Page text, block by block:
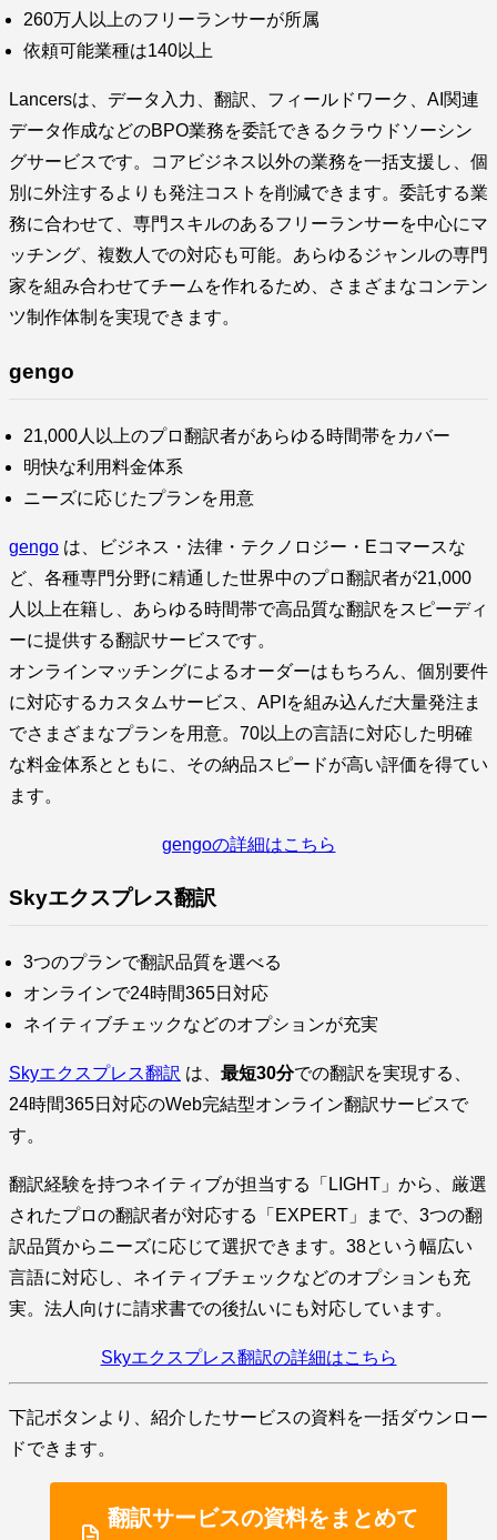
260万人以上のフリーランサーが所属
依頼可能業種は140以上
Lancersは、データ入力、翻訳、フィールドワーク、AI関連
データ作成などのBPO業務を委託できるクラウドソーシン
グサービスです。コアビジネス以外の業務を一括支援し、個
別に外注するよりも発注コストを削減できます。委託する業
務に合わせて、専門スキルのあるフリーランサーを中心にマ
ッチング、複数人での対応も可能。あらゆるジャンルの専門
家を組み合わせてチームを作れるため、さまざまなコンテン
ツ制作体制を実現できます。
gengo
21,000人以上のプロ翻訳者があらゆる時間帯をカバー
明快な利用料金体系
ニーズに応じたプランを用意
gengo は、ビジネス・法律・テクノロジー・Eコマースな
ど、各種専門分野に精通した世界中のプロ翻訳者が21,000
人以上在籍し、あらゆる時間帯で高品質な翻訳をスピーディ
ーに提供する翻訳サービスです。
オンラインマッチングによるオーダーはもちろん、個別要件
に対応するカスタムサービス、APIを組み込んだ大量発注ま
でさまざまなプランを用意。70以上の言語に対応した明確
な料金体系とともに、その納品スピードが高い評価を得てい
ます。
gengoの詳細はこちら
Skyエクスプレス翻訳
3つのプランで翻訳品質を選べる
オンラインで24時間365日対応
ネイティブチェックなどのオプションが充実
Skyエクスプレス翻訳 は、 最短30分での翻訳を実現する、
24時間365日対応のWeb完結型オンライン翻訳サービスで
す。
翻訳経験を持つネイティブが担当する「LIGHT」から、厳選
されたプロの翻訳者が対応する「EXPERT」まで、3つの翻
訳品質からニーズに応じて選択できます。38という幅広い
言語に対応し、ネイティブチェックなどのオプションも充
実。法人向けに請求書での後払いにも対応しています。
Skyエクスプレス翻訳の詳細はこちら
下記ボタンより、紹介したサービスの資料を一括ダウンロー
ドできます。
翻訳サービスの資料をまとめて